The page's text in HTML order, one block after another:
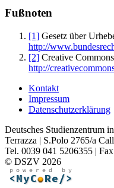
Fußnoten
[1] Gesetz über
http://
[2] Creative
http://
Kontakt
Impressum
Datenschutzerklärung
Deutsches Studienzentrum
Terrazza | S.Polo 2765/a
Tel. 0039 041 5206355 |
© DSZV 2026